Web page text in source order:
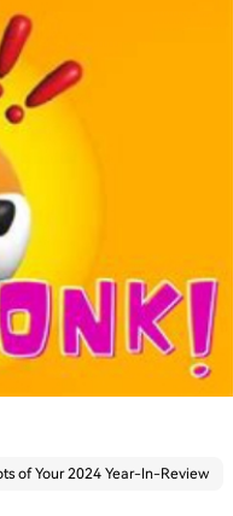
of Your 2024 Year-In-Review